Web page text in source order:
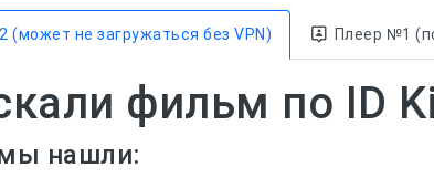
(может не загружаться без VPN) Плеер №1
фильм по ID
нашли: